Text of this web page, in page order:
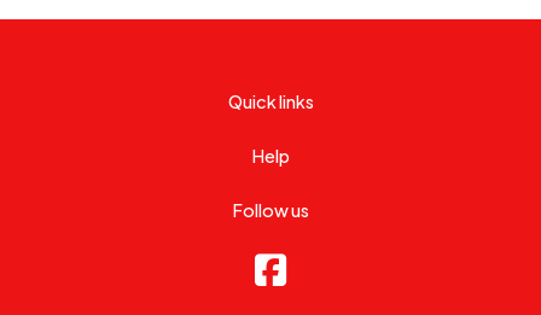
Quick links
Help
Follow us